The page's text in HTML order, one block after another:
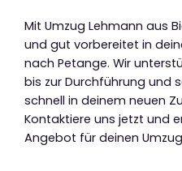
Mit Umzug Lehmann aus
und gut vorbereitet in
nach Petange. Wir
bis zur Durchführung und
schnell in deinem neuen
Kontaktiere uns jetzt und
Angebot für deinen